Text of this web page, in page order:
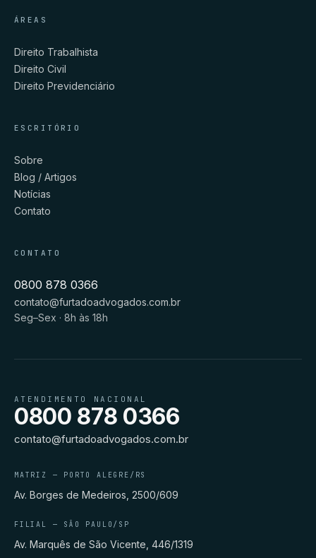
ÁREAS
Direito Trabalhista
Direito Civil
Direito Previdenciário
ESCRITÓRIO
Sobre
Blog / Artigos
Notícias
Contato
CONTATO
0800 878 0366
contato@furtadoadvogados.com.br
Seg–Sex · 8h às 18h
ATENDIMENTO NACIONAL
0800 878 0366
contato@furtadoadvogados.com.br
MATRIZ — PORTO ALEGRE/RS
Av. Borges de Medeiros, 2500/609
FILIAL — SÃO PAULO/SP
Av. Marquês de São Vicente, 446/1319